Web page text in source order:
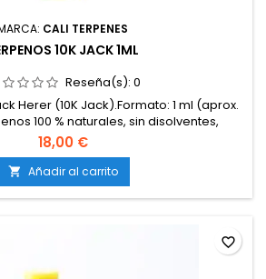
CALI TERPENES
10K JACK 1ML
Reseña(s): 0
Herer (10K Jack).Formato: 1 ml (aprox.
100 % naturales, sin disolventes,
para extracciones, resinas, e-
cosméticos.No psicoactivo, libre
de calidad alimentaria y
Cali Terpenes.
18,00 €
 Añadir al carrito
favorite_border